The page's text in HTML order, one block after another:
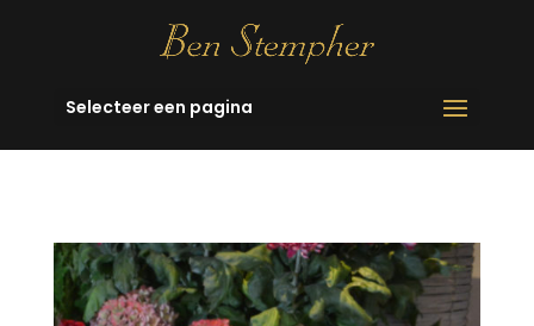
Selecteer een pagina